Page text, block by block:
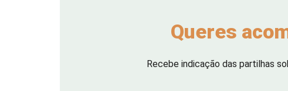
Queres
Recebe indicação das partilhas